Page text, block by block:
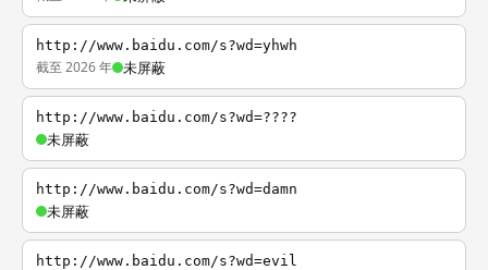
http://www.baidu.com/s?wd=yhwh
截至 2026 年 未屏蔽
http://www.baidu.com/s?wd=????
未屏蔽
http://www.baidu.com/s?wd=damn
未屏蔽
http://www.baidu.com/s?wd=evil